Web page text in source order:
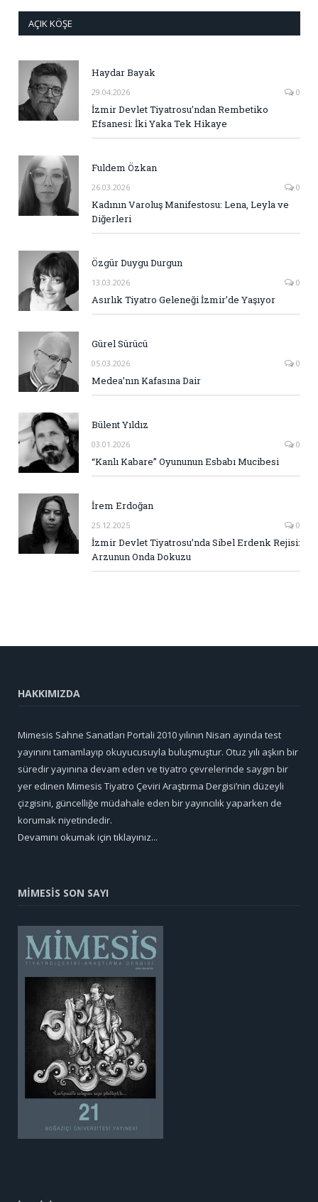
AÇIK KÖŞE
Haydar Bayak
29.04.2026 0
İzmir Devlet Tiyatrosu’ndan Rembetiko
Efsanesi: İki Yaka Tek Hikaye
Fuldem Özkan
26.03.2026 0
Kadının Varoluş Manifestosu: Lena, Leyla ve
Diğerleri
Özgür Duygu Durgun
13.03.2026 0
Asırlık Tiyatro Geleneği İzmir’de Yaşıyor
Gürel Sürücü
05.03.2026 0
Medea’nın Kafasına Dair
Bülent Yıldız
03.01.2026 0
“Kanlı Kabare” Oyununun Esbabı Mucibesi
İrem Erdoğan
25.12.2025 0
İzmir Devlet Tiyatrosu’nda Sibel Erdenk Rejisi:
Arzunun Onda Dokuzu
HAKKIMIZDA
Mimesis Sahne Sanatları Portali 2010 yılının Nisan ayında test
yayınını tamamlayıp okuyucusuyla buluşmuştur. Otuz yılı aşkın bir
süredir yayınına devam eden ve tiyatro çevrelerinde saygın bir
yer edinen Mimesis Tiyatro Çeviri Araştırma Dergisi’nin düzeyli
çizgisini, güncelliğe müdahale eden bir yayıncılık yaparken de
korumak niyetindedir.
Devamını okumak için tıklayınız...
MİMESİS SON SAYI